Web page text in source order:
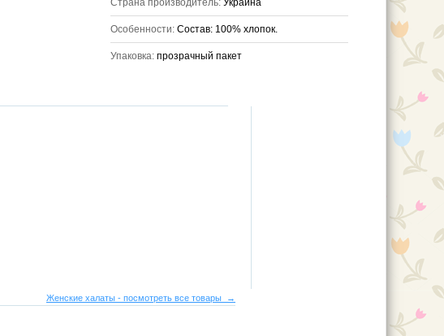
Страна производитель: Украина
Особенности: Состав: 100% хлопок.
Упаковка: прозрачный пакет
Женские халаты - посмотреть все товары →